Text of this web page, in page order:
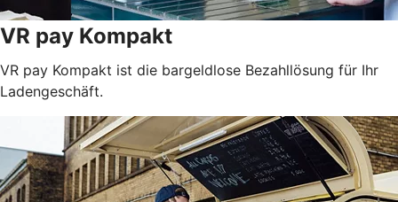
VR pay Kompakt
VR pay Kompakt ist die bargeldlose Bezahllösung für Ihr
Ladengeschäft.